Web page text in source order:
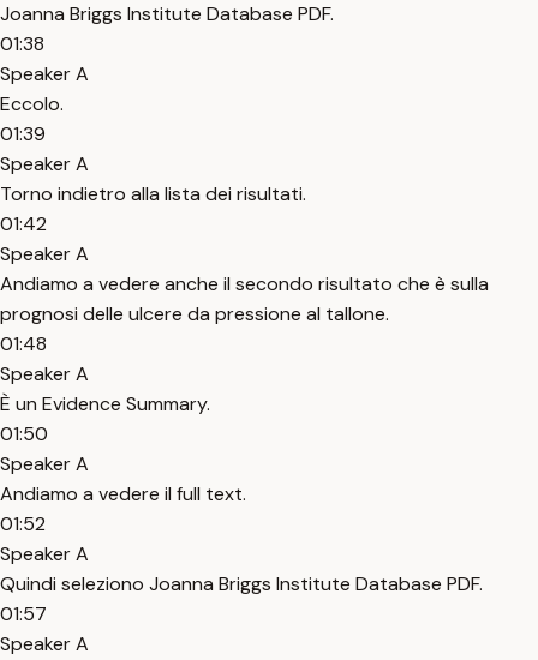
Joanna Briggs Institute Database PDF.
01:38
Speaker A
Eccolo.
01:39
Speaker A
Torno indietro alla lista dei risultati.
01:42
Speaker A
Andiamo a vedere anche il secondo risultato che è sulla
prognosi delle ulcere da pressione al tallone.
01:48
Speaker A
È un Evidence Summary.
01:50
Speaker A
Andiamo a vedere il full text.
01:52
Speaker A
Quindi seleziono Joanna Briggs Institute Database PDF.
01:57
Speaker A